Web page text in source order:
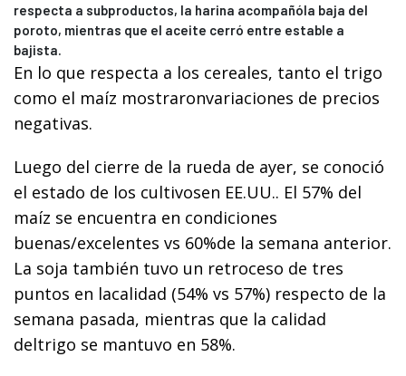
respecta a subproductos, la harina acompañóla baja del
poroto, mientras que el aceite cerró entre estable a
bajista.
En lo que respecta a los cereales, tanto el trigo
como el maíz mostraronvariaciones de precios
negativas.
Luego del cierre de la rueda de ayer, se conoció
el estado de los cultivosen EE.UU.. El 57% del
maíz se encuentra en condiciones
buenas/excelentes vs 60%de la semana anterior.
La soja también tuvo un retroceso de tres
puntos en lacalidad (54% vs 57%) respecto de la
semana pasada, mientras que la calidad
deltrigo se mantuvo en 58%.